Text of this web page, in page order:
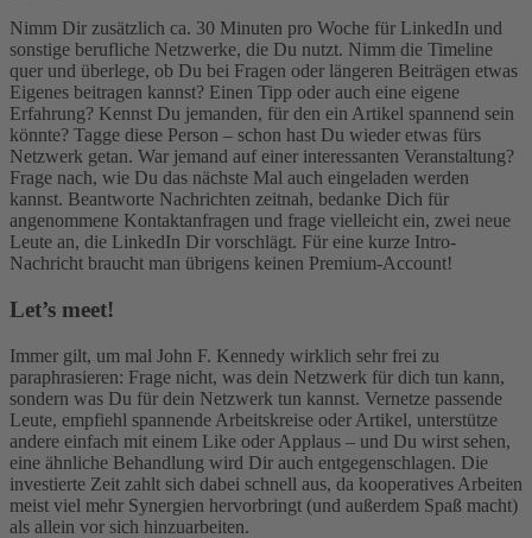
Nimm Dir zusätzlich ca. 30 Minuten pro Woche für LinkedIn und
sonstige berufliche Netzwerke, die Du nutzt. Nimm die Timeline
quer und überlege, ob Du bei Fragen oder längeren Beiträgen etwas
Eigenes beitragen kannst? Einen Tipp oder auch eine eigene
Erfahrung? Kennst Du jemanden, für den ein Artikel spannend sein
könnte? Tagge diese Person – schon hast Du wieder etwas fürs
Netzwerk getan. War jemand auf einer interessanten Veranstaltung?
Frage nach, wie Du das nächste Mal auch eingeladen werden
kannst. Beantworte Nachrichten zeitnah, bedanke Dich für
angenommene Kontaktanfragen und frage vielleicht ein, zwei neue
Leute an, die LinkedIn Dir vorschlägt. Für eine kurze Intro-
Nachricht braucht man übrigens keinen Premium-Account!
Let’s meet!
Immer gilt, um mal John F. Kennedy wirklich sehr frei zu
paraphrasieren: Frage nicht, was dein Netzwerk für dich tun kann,
sondern was Du für dein Netzwerk tun kannst. Vernetze passende
Leute, empfiehl spannende Arbeitskreise oder Artikel, unterstütze
andere einfach mit einem Like oder Applaus – und Du wirst sehen,
eine ähnliche Behandlung wird Dir auch entgegenschlagen. Die
investierte Zeit zahlt sich dabei schnell aus, da kooperatives Arbeiten
meist viel mehr Synergien hervorbringt (und außerdem Spaß macht)
als allein vor sich hinzuarbeiten.